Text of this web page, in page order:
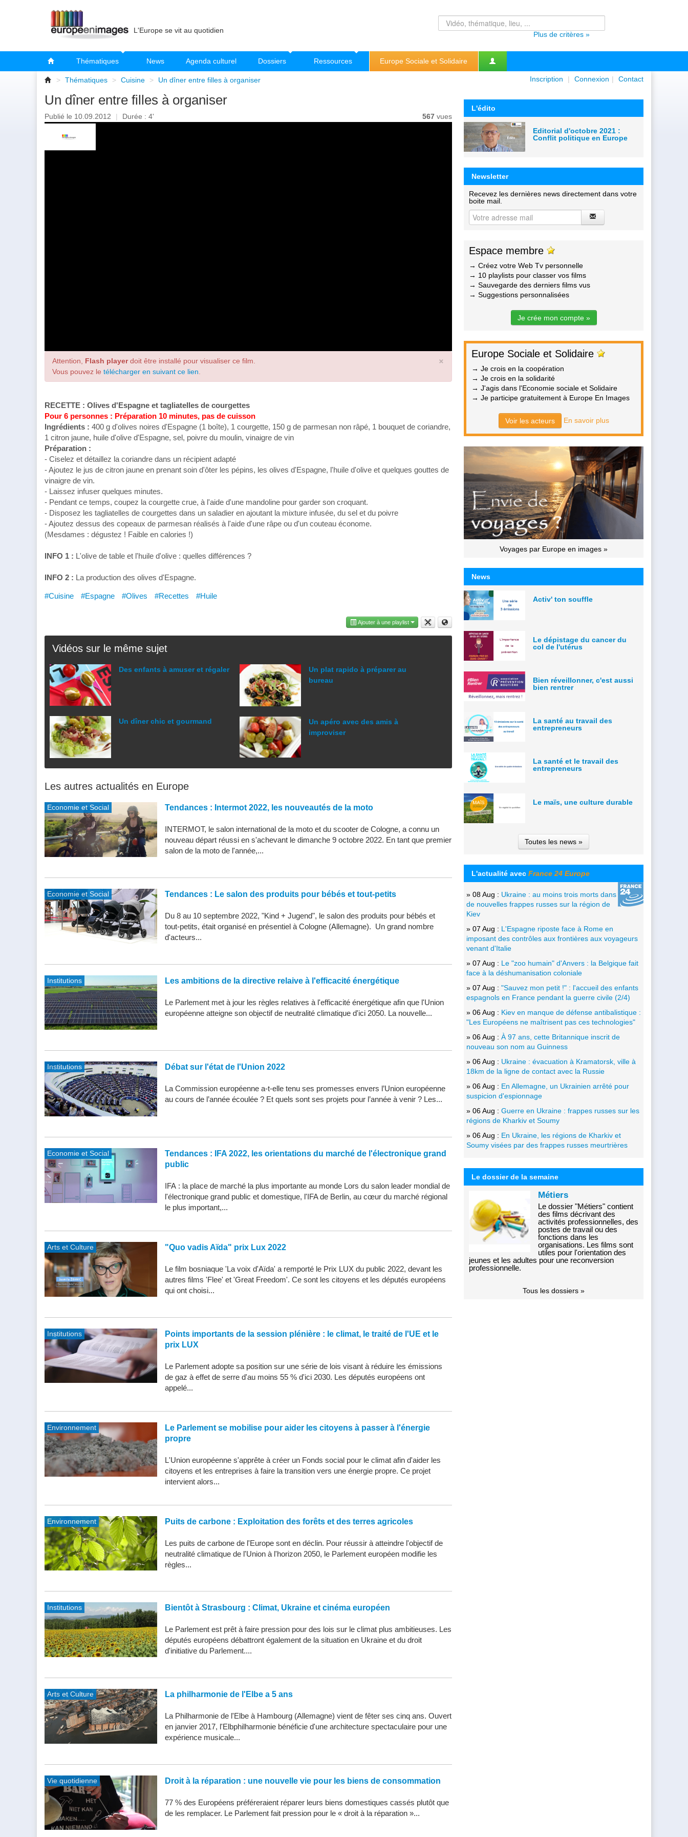
L'Europe se vit au quotidien Plus de critères »
Thématiques News Agenda culturel Dossiers Ressources Europe Sociale et Solidaire
> Thématiques > Cuisine > Un dîner entre filles à organiser Inscription | Connexion | Contact
Un dîner entre filles à organiser
Publié le 10.09.2012 | Durée : 4' 567vues
×
Attention, Flash playerdoit être installé pour visualiser ce film.
Vous pouvez le télécharger en suivant ce lien
RECETTE : Olives d'Espagne et tagliatelles de courgettes
Pour 6 personnes : Préparation 10 minutes, pas de cuisson
Ingrédients : 400 g d'olives noires d'Espagne (1 boîte), 1 courgette, 150 g de parmesan non râpé, 1 bouquet de coriandre,
1 citron jaune, huile d'olive d'Espagne, sel, poivre du moulin, vinaigre de vin
Préparation :
- Ciselez et détaillez la coriandre dans un récipient adapté
- Ajoutez le jus de citron jaune en prenant soin d'ôter les pépins, les olives d'Espagne, l'huile d'olive et quelques gouttes de
vinaigre de vin.
- Laissez infuser quelques minutes.
- Pendant ce temps, coupez la courgette crue, à l'aide d'une mandoline pour garder son croquant.
- Disposez les tagliatelles de courgettes dans un saladier en ajoutant la mixture infusée, du sel et du poivre
- Ajoutez dessus des copeaux de parmesan réalisés à l'aide d'une râpe ou d'un couteau économe.
(Mesdames : dégustez ! Faible en calories !)
INFO 1 : L'olive de table et l'huile d'olive : quelles différences ?
INFO 2 : La production des olives d'Espagne.
#Cuisine #Espagne #Olives #Recettes #Huile
Ajouter à une playlist
Vidéos sur le même sujet
Des enfants à amuser et régaler
Un dîner chic et gourmand
Un plat rapido à préparer au
bureau
Un apéro avec des amis à
improviser
Les autres actualités en Europe
Economie et Social Tendances : Intermot 2022, les nouveautés de la moto
INTERMOT, le salon international de la moto et du scooter de Cologne, a connu un
nouveau départ réussi en s'achevant le dimanche 9 octobre 2022. En tant que premier
salon de la moto de l'année,...
Economie et Social Tendances : Le salon des produits pour bébés et tout-petits
Du 8 au 10 septembre 2022, "Kind + Jugend", le salon des produits pour bébés et
tout-petits, était organisé en présentiel à Cologne (Allemagne). Un grand nombre
d'acteurs...
Institutions Les ambitions de la directive relaive à l'efficacité énergétique
Le Parlement met à jour les règles relatives à l'efficacité énergétique afin que l'Union
européenne atteigne son objectif de neutralité climatique d'ici 2050. La nouvelle...
Institutions Débat sur l'état de l'Union 2022
La Commission européenne a-t-elle tenu ses promesses envers l’Union européenne
au cours de l’année écoulée ? Et quels sont ses projets pour l’année à venir ? Les...
Economie et Social
Tendances : IFA 2022, les orientations du marché de l'électronique grand
public
IFA : la place de marché la plus importante au monde Lors du salon leader mondial de
l'électronique grand public et domestique, l'IFA de Berlin, au cœur du marché régional
le plus important,...
Arts et Culture "Quo vadis Aïda" prix Lux 2022
Le film bosniaque 'La voix d'Aïda' a remporté le Prix LUX du public 2022, devant les
autres films 'Flee' et 'Great Freedom'. Ce sont les citoyens et les députés européens
qui ont choisi...
Institutions
Points importants de la session plénière : le climat, le traité de l'UE et le
prix LUX
Le Parlement adopte sa position sur une série de lois visant à réduire les émissions
de gaz à effet de serre d'au moins 55 % d'ici 2030. Les députés européens ont
appelé...
Environnement
Le Parlement se mobilise pour aider les citoyens à passer à l'énergie
propre
L'Union européenne s'apprête à créer un Fonds social pour le climat afin d'aider les
citoyens et les entreprises à faire la transition vers une énergie propre. Ce projet
intervient alors...
Environnement Puits de carbone : Exploitation des forêts et des terres agricoles
Les puits de carbone de l'Europe sont en déclin. Pour réussir à atteindre l'objectif de
neutralité climatique de l'Union à l'horizon 2050, le Parlement européen modifie les
règles...
Institutions Bientôt à Strasbourg : Climat, Ukraine et cinéma européen
Le Parlement est prêt à faire pression pour des lois sur le climat plus ambitieuses. Les
députés européens débattront également de la situation en Ukraine et du droit
d'initiative du Parlement....
Arts et Culture La philharmonie de l'Elbe a 5 ans
La Philharmonie de l'Elbe à Hambourg (Allemagne) vient de fêter ses cinq ans. Ouvert
en janvier 2017, l'Elbphilharmonie bénéficie d'une architecture spectaculaire pour une
expérience musicale...
Vie quotidienne Droit à la réparation : une nouvelle vie pour les biens de consommation
77 % des Européens préféreraient réparer leurs biens domestiques cassés plutôt que
de les remplacer. Le Parlement fait pression pour le « droit à la réparation »...
L'édito
Editorial d'octobre 2021 :
Conflit politique en Europe
Newsletter
Recevez les dernières news directement dans votre
boite mail.
Espace membre
→ Créez votre Web Tv personnelle
→ 10 playlists pour classer vos films
→ Sauvegarde des derniers films vus
→ Suggestions personnalisées
Je crée mon compte »
Europe Sociale et Solidaire
→ Je crois en la coopération
→ Je crois en la solidarité
→ J'agis dans l'Economie sociale et Solidaire
→ Je participe gratuitement à Europe En Images
Voir les acteurs En savoir plus
Voyages par Europe en images »
News
Activ' ton souffle
Le dépistage du cancer du
col de l'utérus
Bien réveillonner, c'est aussi
bien rentrer
La santé au travail des
entrepreneurs
La santé et le travail des
entrepreneurs
Le maïs, une culture durable
Toutes les news »
L'actualité avec France 24 Europe
» 08 Aug : Ukraine : au moins trois morts dans
de nouvelles frappes russes sur la région de
Kiev
» 07 Aug : L'Espagne riposte face à Rome en
imposant des contrôles aux frontières aux voyageurs
venant d'Italie
» 07 Aug : Le "zoo humain" d'Anvers : la Belgique fait
face à la déshumanisation coloniale
» 07 Aug : "Sauvez mon petit !" : l'accueil des enfants
espagnols en France pendant la guerre civile (2/4)
» 06 Aug : Kiev en manque de défense antibalistique :
"Les Européens ne maîtrisent pas ces technologies"
» 06 Aug : À 97 ans, cette Britannique inscrit de
nouveau son nom au Guinness
» 06 Aug : Ukraine : évacuation à Kramatorsk, ville à
18km de la ligne de contact avec la Russie
» 06 Aug : En Allemagne, un Ukrainien arrêté pour
suspicion d'espionnage
» 06 Aug : Guerre en Ukraine : frappes russes sur les
régions de Kharkiv et Soumy
» 06 Aug : En Ukraine, les régions de Kharkiv et
Soumy visées par des frappes russes meurtrières
Le dossier de la semaine
Métiers
Le dossier "Métiers" contient
des films décrivant des
activités professionnelles, des
postes de travail ou des
fonctions dans les
organisations. Les films sont
utiles pour l'orientation des
jeunes et les adultes pour une reconversion
professionnelle.
Tous les dossiers »